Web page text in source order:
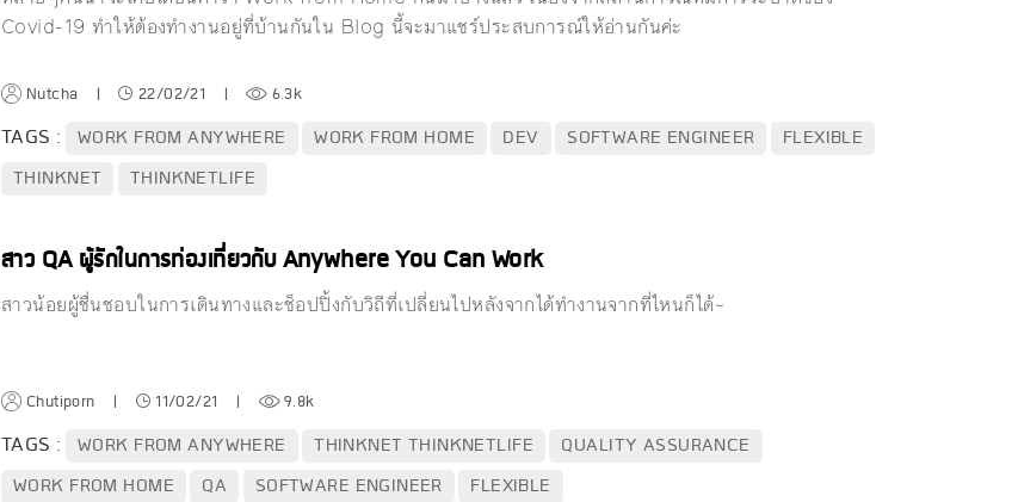
Covid-19 ทำให้ต้องทำงานอยู่ที่บ้านกันใน Blog นี้จะมาแชร์ประสบการณ์ให้อ่านกันค่ะ
Nutcha | 22/02/21 | 6.3k
TAGS : WORK FROM ANYWHERE WORK FROM HOME DEV SOFTWARE ENGINEER
FLEXIBLE
THINKNET
THINKNETLIFE
สาว QA ผู้รักในการท่องเที่ยวกับ Anywhere You Can Work
สาวน้อยผู้ชื่นชอบในการเดินทางและช็อปปิ้งกับวิถีที่เปลี่ยนไปหลังจากได้ทำงานจากที่ไหนก็ได้~
Chutiporn | 11/02/21 | 9.8k
TAGS : WORK FROM ANYWHERE THINKNET THINKNETLIFE
QUALITY ASSURANCE
WORK FROM HOME
QA SOFTWARE ENGINEER FLEXIBLE